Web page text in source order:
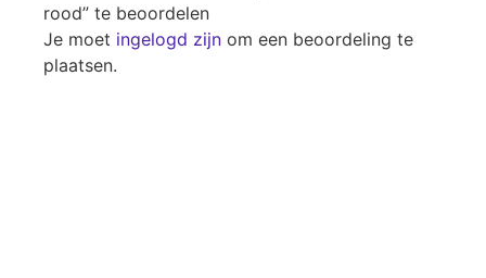
rood” te beoordelen
Je moet ingelogd zijn om een beoordeling te
plaatsen.